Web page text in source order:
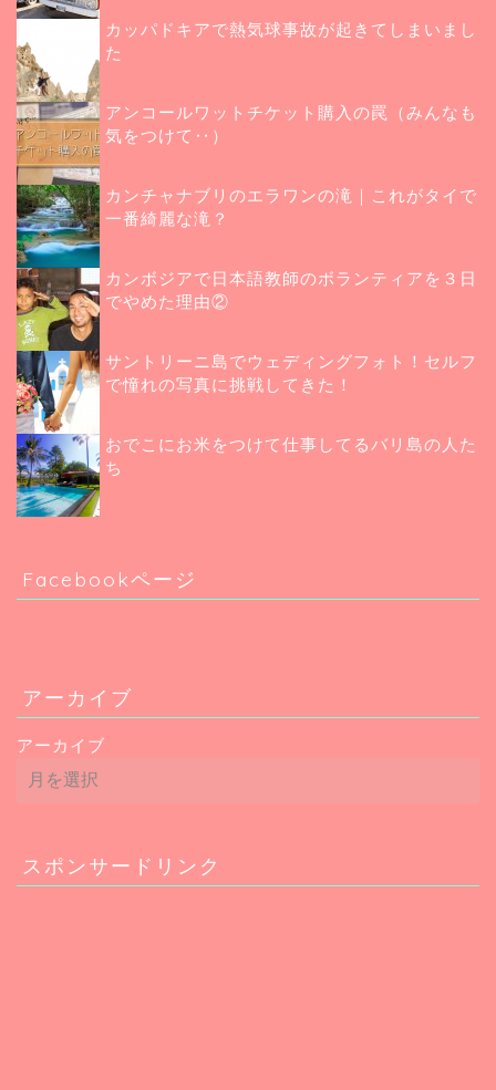
カッパドキアで熱気球事故が起きてしまいまし
た
アンコールワットチケット購入の罠（みんなも
気をつけて‥）
カンチャナブリのエラワンの滝｜これがタイで
一番綺麗な滝？
カンボジアで日本語教師のボランティアを３日
でやめた理由②
サントリーニ島でウェディングフォト！セルフ
で憧れの写真に挑戦してきた！
おでこにお米をつけて仕事してるバリ島の人た
ち
Facebookページ
アーカイブ
アーカイブ
スポンサードリンク